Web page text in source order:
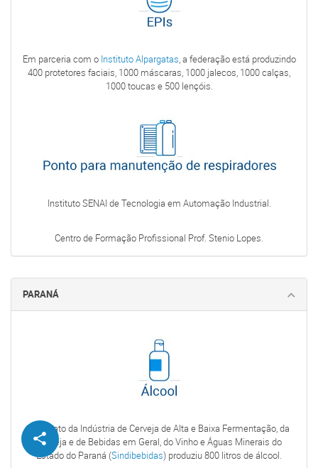
Em parceria com o Instituto Alpargatas, a federação está produzindo
400 protetores faciais, 1000 máscaras, 1000 jalecos, 1000 calças,
1000 toucas e 500 lençóis.
Instituto SENAI de Tecnologia em Automação Industrial.
Centro de Formação Profissional Prof. Stenio Lopes.
PARANÁ
Sindicato da Indústria de Cerveja de Alta e Baixa Fermentação, da
Cerveja e de Bebidas em Geral, do Vinho e Águas Minerais do
Estado do Paraná (Sindibebidas) produziu 800 litros de álcool.